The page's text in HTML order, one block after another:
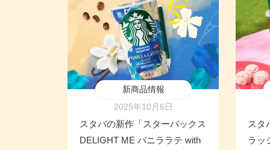
新商品情報
2025年10月6日
スタバの新作「スターバックス
DELIGHT ME バニララテ with
スタ
ラッ